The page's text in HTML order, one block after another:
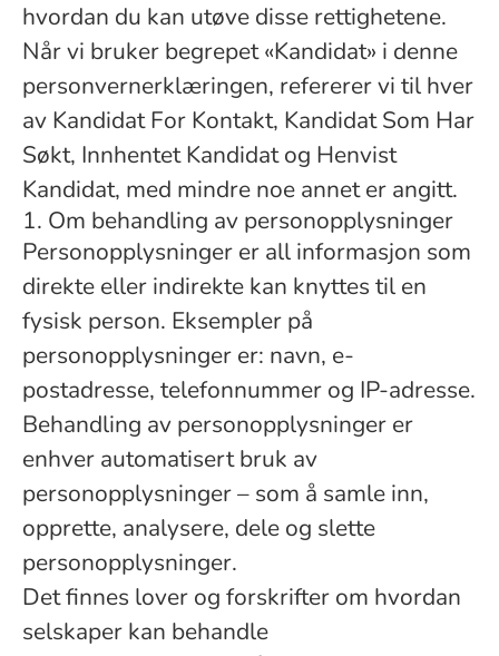
hvordan du kan utøve disse rettighetene.
Når vi bruker begrepet «Kandidat» i denne
personvernerklæringen, refererer vi til hver
av Kandidat For Kontakt, Kandidat Som Har
Søkt, Innhentet Kandidat og Henvist
Kandidat, med mindre noe annet er angitt.
1. Om behandling av personopplysninger
Personopplysninger er all informasjon som
direkte eller indirekte kan knyttes til en
fysisk person. Eksempler på
personopplysninger er: navn, e-
postadresse, telefonnummer og IP-adresse.
Behandling av personopplysninger er
enhver automatisert bruk av
personopplysninger – som å samle inn,
opprette, analysere, dele og slette
personopplysninger.
Det finnes lover og forskrifter om hvordan
selskaper kan behandle